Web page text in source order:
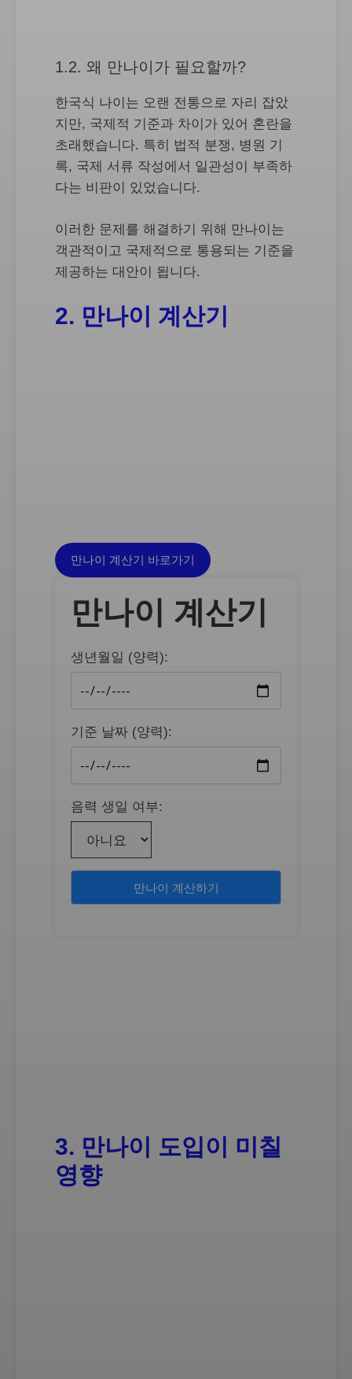
1.2. 왜 만나이가 필요할까?
한국식 나이는 오랜 전통으로 자리 잡았
지만, 국제적 기준과 차이가 있어 혼란을
초래했습니다. 특히 법적 분쟁, 병원 기
록, 국제 서류 작성에서 일관성이 부족하
다는 비판이 있었습니다.
이러한 문제를 해결하기 위해 만나이는
객관적이고 국제적으로 통용되는 기준을
제공하는 대안이 됩니다.
2. 만나이 계산기
만나이 계산기 바로가기
만나이 계산기
생년월일 (양력):
기준 날짜 (양력):
음력 생일 여부:
만나이 계산하기
3. 만나이 도입이 미칠
영향